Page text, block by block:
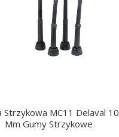
Strzykowa MC11 Delaval 10
Mm Gumy Strzykowe